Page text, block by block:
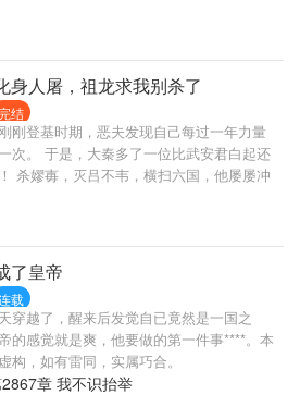
场阴谋悄然而至。 有终其一生只为一句话
春，有自古忠孝不能两全的武老头。 有天
丫鬟，有贪生怕死，却在家人危难时，决
奴。 有努力一生郁郁不得志的书生，也有
事拔刀相助的汉子！ 更有各自努力，不辞
不凡默默付出的红颜知己。 每个女主都有
暖着男主，同样也温暖着读者。 愿诸君与
微薄之力绘尽今朝故事！一同看尽人生百
，一天刷直播的路上被车撞死， 穿越大
凌家二公 因为娃娃亲的缘故被带去金陵，
救命之恩，所以凌不凡决定出手挽救陆
在凌不凡踏入金陵的那一刻，一场顶尖博
徐徐展开！ 经商道灭金兵，横推诸侯，成
终成为无上帝主！
身人屠，祖龙求我别杀了
结
刚登基时期，恶夫发现自己每过一年力量
次。 于是，大秦多了一位比武安君白起还
杀嫪毐，灭吕不韦，横扫六国，他屡屡冲
路上。 整日在嬴政面前嚷嚷：“陛下，这天
大秦的领土就该有多大！” 多年后。 嬴政
：“恶夫，求你别杀了，要这么多空地有何
了皇帝
载
穿越了，醒来后发觉自已竟然是一国之
的感觉就是爽，他要做的第一件事****。本
构，如有雷同，实属巧合。
章 我不识抬举